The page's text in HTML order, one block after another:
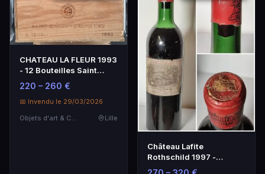
CHATEAU LA FLEUR 1993
- 12 Bouteilles Saint
Emilion CBO Non Ouverte
220 – 260 €
📅 Invendu le 29/03/2026
Objets d'art & Curiosités
Lille
Château Lafite
Rothschild 1997 -
Bouteille de Vin